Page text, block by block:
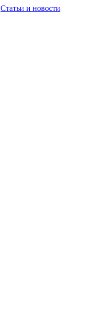
Статьи и новости